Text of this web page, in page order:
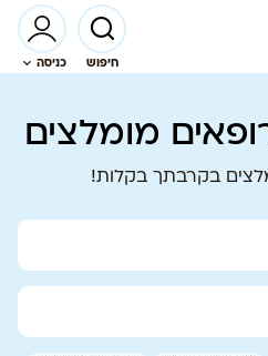
חיפוש כניסה
בקרבתך בקלות!